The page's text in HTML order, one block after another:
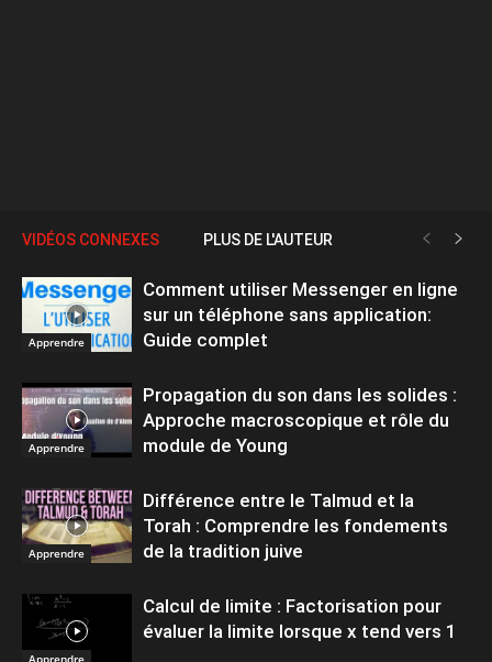
VIDÉOS CONNEXES PLUS DE L'AUTEUR
Apprendre
Comment utiliser Messenger en ligne
sur un téléphone sans application:
Guide complet
Apprendre
Propagation du son dans les solides :
Approche macroscopique et rôle du
module de Young
Apprendre
Différence entre le Talmud et la
Torah : Comprendre les fondements
de la tradition juive
Calcul de limite : Factorisation pour
évaluer la limite lorsque x tend vers 1